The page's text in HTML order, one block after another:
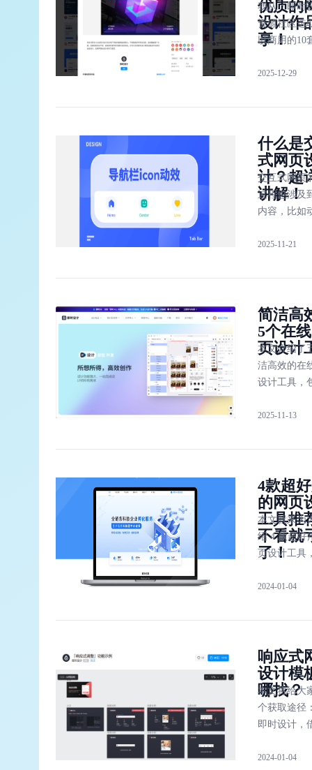
优质的
设计作
享！
我从「即时
资源社区选
以商用的10
作品分：并
排版三个维
网页设计作
2025-12-29
什么是
式网页
计？超
讲解！
交互式网页
过程也涉及
内容，比如
设计等。接
介绍一下什
2025-11-21
简洁高
5个在
页设计
本文介绍了
洁高效的在
设计工具，
Sketch、
2025-11-13
4款超
的网页
工具推
不看就
了！
本文就来为
绍 4 款超好
页设计工具
括即时设计
Adobe XD
2024-01-04
响应式
设计模
哪找？
本文将给大
个获取途径
即时设计，
和Wix网站
2024-01-04